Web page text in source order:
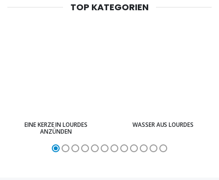
TOP KATEGORIEN
EINE KERZE IN LOURDES
ANZÜNDEN
WASSER AUS LOURDES